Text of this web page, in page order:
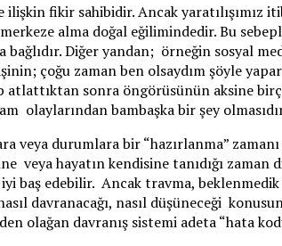
fikir sahibidir. Ancak yaratılışımız
alma doğal eğilimindedir. Bu
bağlıdır. Diğer yandan; örneğin sosyal
çoğu zaman ben olsaydım şöyle
atlattıktan sonra öngörüsünün aksine
olaylarından bambaşka bir şey
veya durumlara bir “hazırlanma”
veya hayatın kendisine tanıdığı zaman
baş edebilir. Ancak travma,
davranacağı, nasıl düşüneceği
olağan davranış sistemi adeta “hata